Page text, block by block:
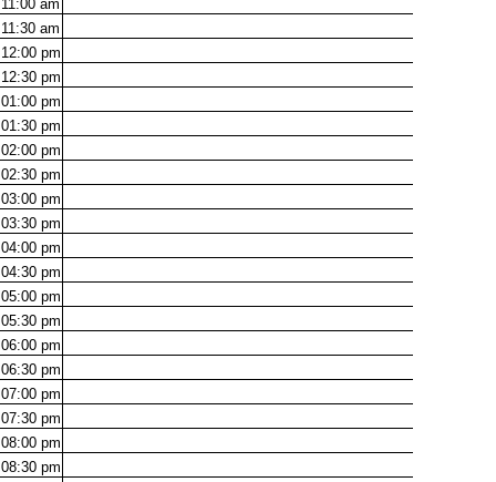
11:00 am
11:30 am
12:00 pm
12:30 pm
01:00 pm
01:30 pm
02:00 pm
02:30 pm
03:00 pm
03:30 pm
04:00 pm
04:30 pm
05:00 pm
05:30 pm
06:00 pm
06:30 pm
07:00 pm
07:30 pm
08:00 pm
08:30 pm